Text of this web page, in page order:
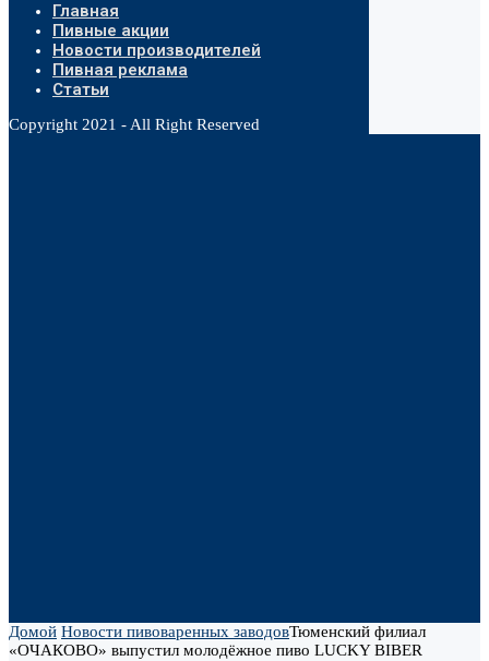
Главная
Пивные акции
Новости производителей
Пивная реклама
Статьи
Copyright 2021 - All Right Reserved
Домой Новости пивоваренных заводовТюменский филиал
«ОЧАКОВО» выпустил молодёжное пиво LUCKY BIBER